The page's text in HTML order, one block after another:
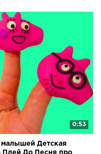
0:53
малышей Детская
Плей До Песня про